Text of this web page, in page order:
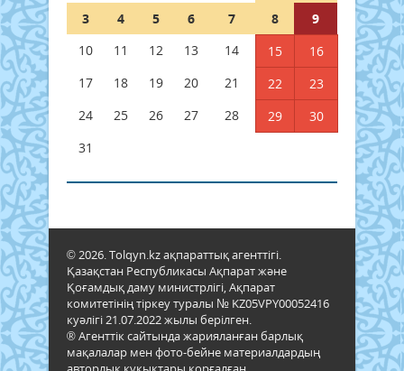
3
4 5 6 7 8
9
10
11 12 13 14 15
16
17
18 19 20 21 22
23
24
25 26 27 28 29
30
31
© 2026. Tolqyn.kz ақпараттық агенттігі.
Қазақстан Республикасы Ақпарат және
Қоғамдық даму министрлігі, Ақпарат
комитетінің тіркеу туралы № KZ05VPY00052416
куәлігі 21.07.2022 жылы берілген.
® Агенттік сайтында жарияланған барлық
мақалалар мен фото-бейне материалдардың